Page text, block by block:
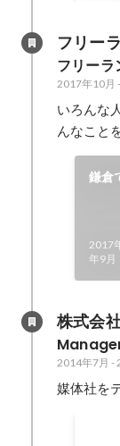
フリー
フリーラ
2017年10月 -
いろんな
んなこと
鎌倉
2017
年9月
株式会
2014年7月 -
媒体社を